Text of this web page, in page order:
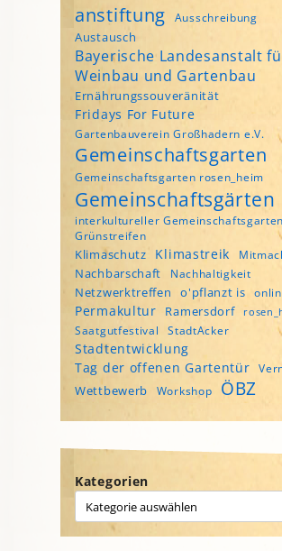
anstiftung Ausschreibung
Austausch
Bayerische Landesanstalt
Weinbau und Gartenbau
Ernährungssouveränität
Fridays For Future
Gartenbauverein Großhadern e.V.
Gemeinschaftsgarten
Gemeinschaftsgarten rosen_heim
Gemeinschaftsgärten
interkultureller Gemeinschaftsgarten
Grünstreifen
Klimaschutz Klimastreik
Nachbarschaft Nachhaltigkeit
Netzwerktreffen o'pflanzt is
Permakultur Ramersdorf
Saatgutfestival StadtAcker
Stadtentwicklung
Tag der offenen Gartentür
Wettbewerb Workshop ÖBZ
Kategorien